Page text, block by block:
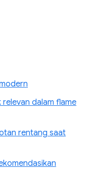
dalam flame
rentang saat